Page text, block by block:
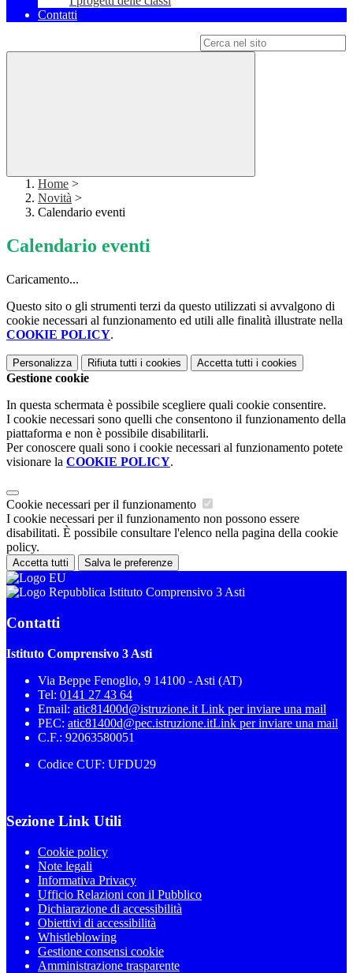
Contatti
Home >
Novità >
Calendario eventi
Calendario eventi
Caricamento...
Questo sito o gli strumenti terzi da questo utilizzati si avvalgono di
cookie necessari al funzionamento ed utili alle finalità illustrate nella
COOKIE POLICY.
Personalizza Rifiuta tutti i cookies Accetta tutti i cookies
Gestione cookie
In questa schermata è possibile scegliere quali cookie consentire.
I cookie necessari sono quelli che consentono il funzionamento della
piattaforma e non è possibile disabilitarli.
Per conoscere quali sono i cookie necessari al funzionamento potete
visionare la COOKIE POLICY.
Cookie necessari per il funzionamento
I cookie necessari per il funzionamento non possono essere
disabilitati. È possibile consultare l'elenco nella pagina della cookie
policy.
Accetta tutti Salva le preferenze
Istituto Comprensivo 3 Asti
Contatti
Istituto Comprensivo 3 Asti
Via Beppe Fenoglio, 9 14100 - Asti (AT)
Tel: 0141 27 43 64
Email: atic81400d@istruzione.it Link per inviare una mail
PEC: atic81400d@pec.istruzione.itLink per inviare una mail
C.F.: 92063580051
Codice CUF: UFDU29
Sezione Link Utili
Cookie policy
Note legali
Informativa Privacy
Ufficio Relazioni con il Pubblico
Dichiarazione di accessibilità
Obiettivi di accessibilità
Whistleblowing
Gestione consensi cookie
Amministrazione trasparente